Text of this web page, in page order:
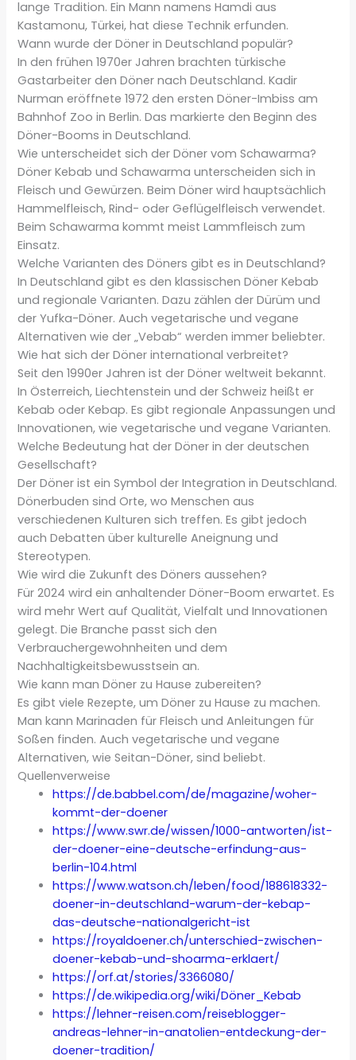
lange Tradition. Ein Mann namens Hamdi aus
Kastamonu, Türkei, hat diese Technik erfunden.
Wann wurde der Döner in Deutschland populär?
In den frühen 1970er Jahren brachten türkische
Gastarbeiter den Döner nach Deutschland. Kadir
Nurman eröffnete 1972 den ersten Döner-Imbiss am
Bahnhof Zoo in Berlin. Das markierte den Beginn des
Döner-Booms in Deutschland.
Wie unterscheidet sich der Döner vom Schawarma?
Döner Kebab und Schawarma unterscheiden sich in
Fleisch und Gewürzen. Beim Döner wird hauptsächlich
Hammelfleisch, Rind- oder Geflügelfleisch verwendet.
Beim Schawarma kommt meist Lammfleisch zum
Einsatz.
Welche Varianten des Döners gibt es in Deutschland?
In Deutschland gibt es den klassischen Döner Kebab
und regionale Varianten. Dazu zählen der Dürüm und
der Yufka-Döner. Auch vegetarische und vegane
Alternativen wie der „Vebab“ werden immer beliebter.
Wie hat sich der Döner international verbreitet?
Seit den 1990er Jahren ist der Döner weltweit bekannt.
In Österreich, Liechtenstein und der Schweiz heißt er
Kebab oder Kebap. Es gibt regionale Anpassungen und
Innovationen, wie vegetarische und vegane Varianten.
Welche Bedeutung hat der Döner in der deutschen
Gesellschaft?
Der Döner ist ein Symbol der Integration in Deutschland.
Dönerbuden sind Orte, wo Menschen aus
verschiedenen Kulturen sich treffen. Es gibt jedoch
auch Debatten über kulturelle Aneignung und
Stereotypen.
Wie wird die Zukunft des Döners aussehen?
Für 2024 wird ein anhaltender Döner-Boom erwartet. Es
wird mehr Wert auf Qualität, Vielfalt und Innovationen
gelegt. Die Branche passt sich den
Verbrauchergewohnheiten und dem
Nachhaltigkeitsbewusstsein an.
Wie kann man Döner zu Hause zubereiten?
Es gibt viele Rezepte, um Döner zu Hause zu machen.
Man kann Marinaden für Fleisch und Anleitungen für
Soßen finden. Auch vegetarische und vegane
Alternativen, wie Seitan-Döner, sind beliebt.
Quellenverweise
https://de.babbel.com/de/magazine/woher-
kommt-der-doener
https://www.swr.de/wissen/1000-antworten/ist-
der-doener-eine-deutsche-erfindung-aus-
berlin-104.html
https://www.watson.ch/leben/food/188618332-
doener-in-deutschland-warum-der-kebap-
das-deutsche-nationalgericht-ist
https://royaldoener.ch/unterschied-zwischen-
doener-kebab-und-shoarma-erklaert/
https://orf.at/stories/3366080/
https://de.wikipedia.org/wiki/Döner_Kebab
https://lehner-reisen.com/reiseblogger-
andreas-lehner-in-anatolien-entdeckung-der-
doener-tradition/